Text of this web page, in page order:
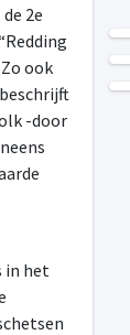
2e
ook
-door
in het